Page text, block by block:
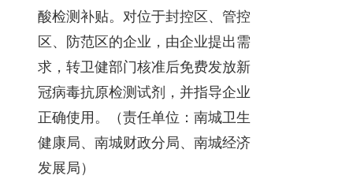
酸检测补贴。对位于封控区、管控
区、防范区的企业，由企业提出需
求，转卫健部门核准后免费发放新
冠病毒抗原检测试剂，并指导企业
正确使用。（责任单位：南城卫生
健康局、南城财政分局、南城经济
发展局）